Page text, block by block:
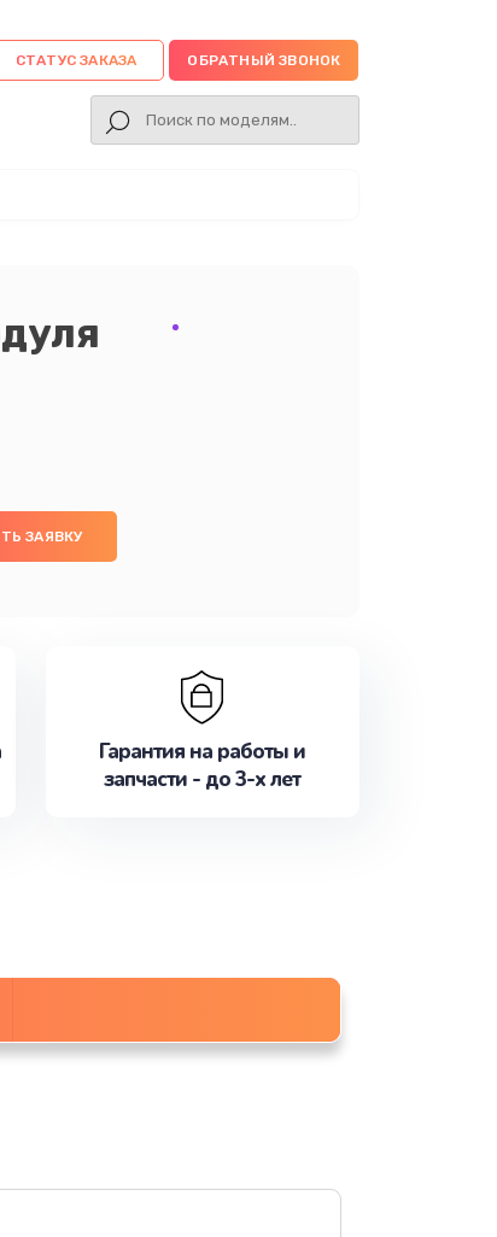
СТАТУС ЗАКАЗА ОБРАТНЫЙ ЗВОНОК
ЗАЯВКУ
Гарантия на работы и
запчасти - до 3-х лет